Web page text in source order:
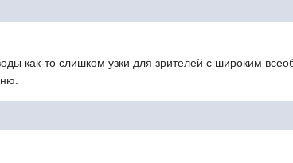
как-то слишком узки для зрителей с широким